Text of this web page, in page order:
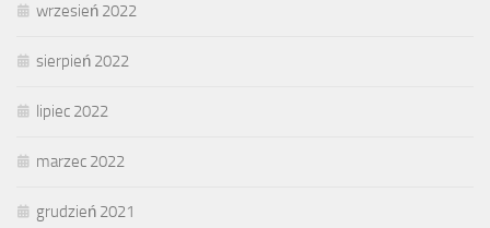
wrzesień 2022
sierpień 2022
lipiec 2022
marzec 2022
grudzień 2021